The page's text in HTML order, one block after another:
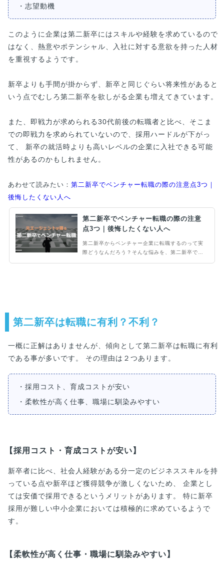
・志望動機
このように企業は第二新卒にはスキルや経験を求めているので
はなく、熱意やポテンシャル、入社に対する意欲を持った人材
を重視するようです。
新卒よりも手間が掛からず、新卒と同じぐらい将来性があると
いう点でむしろ第二新卒を欲しがる企業も増えてきています。
また、即戦力が求められる30代前後の転職者と比べ、そこま
での即戦力を求められていないので、採用ハードルが下がっ
て、 新卒の就活時よりも高いレベルの企業に入社できる可能
性があるのかもしれません。
あわせて読みたい： 第二新卒でベンチャー転職の際の注意点3つ｜
後悔したくない人へ
第二新卒でベンチャー転職の際の注意
点3つ｜後悔したくない人へ
第二新卒からベンチャー企業に転職するのって実
際どうなんだろう？そんな悩みを、第二新卒でベ
第二新卒は転職に有利？不利？
一概に正解はありませんが、傾向として第二新卒は転職に有利
である事が多いです。 その理由は２つあります。
・採用コスト、育成コストが安い
・柔軟性が高く仕事、職場に馴染みやすい
【採用コスト・育成コストが安い】
新卒者に比べ、社会人経験がある分一定のビジネススキルを持
っている点や新卒ほど獲得競争が激しくないため、 企業とし
ては安価で採用できるというメリットがあります。 特に新卒
採用が難しい中小企業においては積極的に求めているようで
す。
【柔軟性が高く仕事・職場に馴染みやすい】